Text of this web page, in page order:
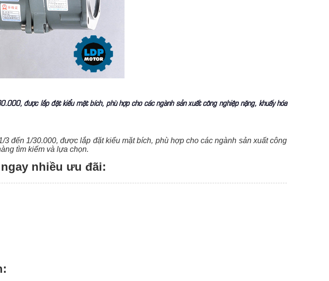
được lắp đặt kiểu mặt bích, phù hợp cho các ngành sản xuất công nghiệp nặng, khuấy hóa
3 đến 1/30.000, được lắp đặt kiểu mặt bích, phù hợp cho các ngành sản xuất công
tìm kiếm và lựa chọn.
nhiều ưu đãi: